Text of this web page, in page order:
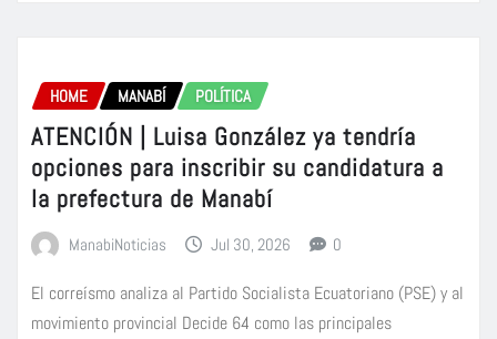
HOME MANABÍ POLÍTICA
ATENCIÓN | Luisa González ya tendría
opciones para inscribir su candidatura a
la prefectura de Manabí
ManabiNoticias Jul 30, 2026 0
El correísmo analiza al Partido Socialista Ecuatoriano (PSE) y al
movimiento provincial Decide 64 como las principales